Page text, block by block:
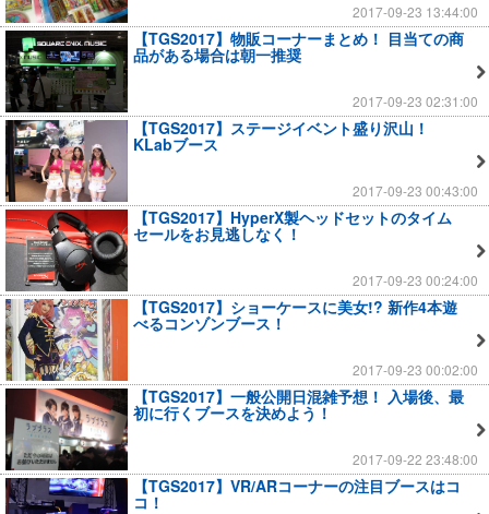
2017-09-23 13:44:00
【TGS2017】物販コーナーまとめ！ 目当ての商
品がある場合は朝一推奨
2017-09-23 02:31:00
【TGS2017】ステージイベント盛り沢山！
KLabブース
2017-09-23 00:43:00
【TGS2017】HyperX製ヘッドセットのタイム
セールをお見逃しなく！
2017-09-23 00:24:00
【TGS2017】ショーケースに美女!? 新作4本遊
べるコンゾンブース！
2017-09-23 00:02:00
【TGS2017】一般公開日混雑予想！ 入場後、最
初に行くブースを決めよう！
2017-09-22 23:48:00
【TGS2017】VR/ARコーナーの注目ブースはコ
コ！